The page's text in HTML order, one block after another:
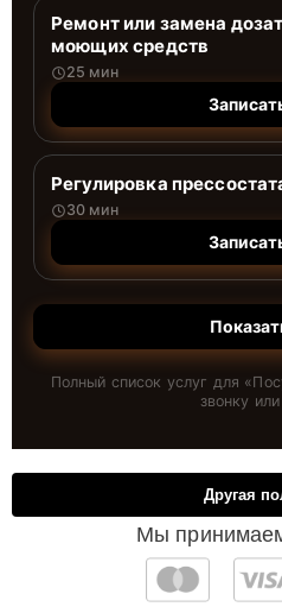
Ремонт или замена
моющих средств
25 мин
Регулировка
30 мин
Полный список услуг для «
звонку
Мы
Другая